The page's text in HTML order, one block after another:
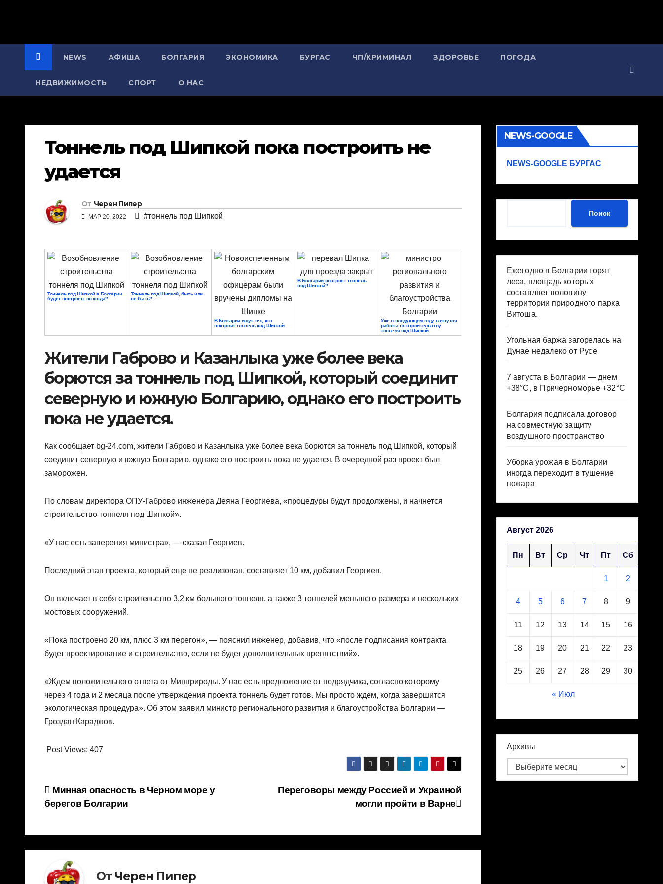
NEWS АФИША БОЛГАРИЯ ЭКОНОМИКА БУРГАС ЧП/КРИМИНАЛ ЗДОРОВЬЕ ПОГОДА
НЕДВИЖИМОСТЬ СПОРТ О НАС
Тоннель под Шипкой пока построить не
удается
От Черен Пипер
МАР 20, 2022 #тоннель под Шипкой
Тоннель под Шипкой в Болгарии
будет построен, но когда?
Тоннель под Шипкой, быть или
не быть?
В Болгарии ищут тех, кто
построит тоннель под Шипкой
В Болгарии построят тоннель
под Шипкой?
Уже в следующем году начнутся
работы по строительству
тоннеля под Шипкой
Жители Габрово и Казанлыка уже более века
борются за тоннель под Шипкой, который соединит
северную и южную Болгарию, однако его построить
пока не удается.
Как сообщает bg-24.com, жители Габрово и Казанлыка уже более века борются за тоннель под Шипкой, который
соединит северную и южную Болгарию, однако его построить пока не удается. В очередной раз проект был
заморожен.
По словам директора ОПУ-Габрово инженера Деяна Георгиева, «процедуры будут продолжены, и начнется
строительство тоннеля под Шипкой».
«У нас есть заверения министра», — сказал Георгиев.
Последний этап проекта, который еще не реализован, составляет 10 км, добавил Георгиев.
Он включает в себя строительство 3,2 км большого тоннеля, а также 3 тоннелей меньшего размера и нескольких
мостовых сооружений.
«Пока построено 20 км, плюс 3 км перегон», — пояснил инженер, добавив, что «после подписания контракта
будет проектирование и строительство, если не будет дополнительных препятствий».
«Ждем положительного ответа от Минприроды. У нас есть предложение от подрядчика, согласно которому
через 4 года и 2 месяца после утверждения проекта тоннель будет готов. Мы просто ждем, когда завершится
экологическая процедура». Об этом заявил министр регионального развития и благоустройства Болгарии —
Гроздан Караджов.
Post Views: 407
Навигация
по
записям
Переговоры между Россией и Украиной
могли пройти в Варне
Минная опасность в Черном море у
берегов Болгарии
От Черен Пипер
NEWS-GOOGLE
NEWS-GOOGLE БУРГАС
Поиск
Ежегодно в Болгарии горят
леса, площадь которых
составляет половину
территории природного парка
Витоша.
Угольная баржа загорелась на
Дунае недалеко от Русе
7 августа в Болгарии — днем
+38°С, в Причерноморье +32°С
Болгария подписала договор
на совместную защиту
воздушного пространство
Уборка урожая в Болгарии
иногда переходит в тушение
пожара
Август 2026
Пн Вт Ср Чт Пт Сб
1 2
4 5 6 7 8 9
11 12 13 14 15 16
18 19 20 21 22 23
25 26 27 28 29 30
« Июл
Архивы